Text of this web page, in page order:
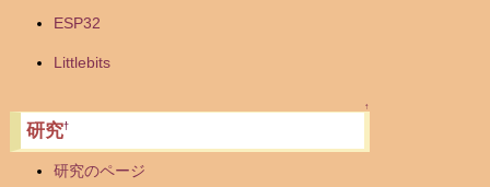
ESP32
Littlebits
↑
研究†
研究のページ